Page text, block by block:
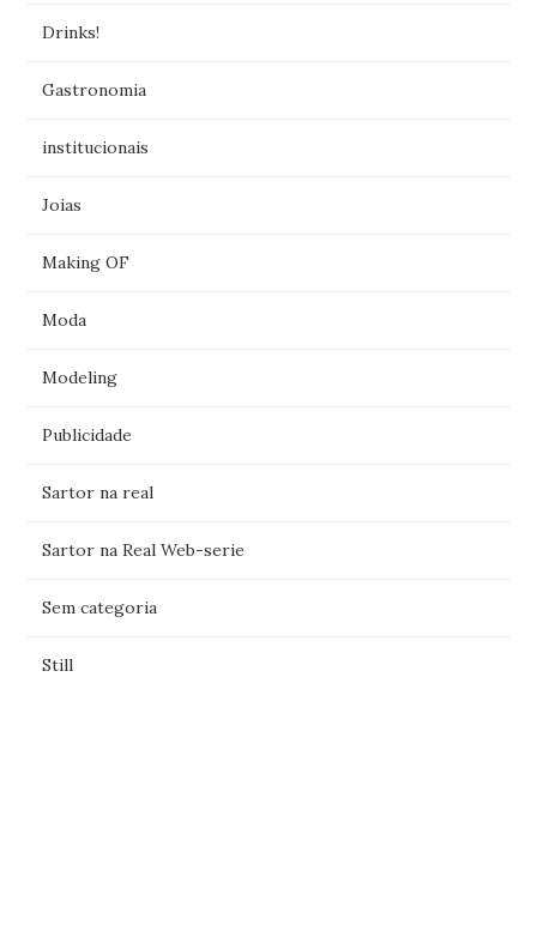
Drinks!
Gastronomia
institucionais
Joias
Making OF
Moda
Modeling
Publicidade
Sartor na real
Sartor na Real Web-serie
Sem categoria
Still